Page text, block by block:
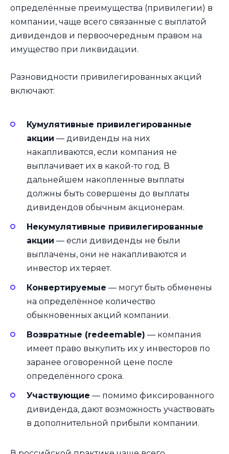
определённые преимущества (привилегии) в
компании, чаще всего связанные с выплатой
дивидендов и первоочередным правом на
имущество при ликвидации.
Разновидности привилегированных акций
включают:
Кумулятивные привилегированные
акции — дивиденды на них
накапливаются, если компания не
выплачивает их в какой-то год. В
дальнейшем накопленные выплаты
должны быть совершены до выплаты
дивидендов обычным акционерам.
Некумулятивные привилегированные
акции — если дивиденды не были
выплачены, они не накапливаются и
инвестор их теряет.
Конвертируемые — могут быть обменены
на определённое количество
обыкновенных акций компании.
Возвратные (redeemable) — компания
имеет право выкупить их у инвесторов по
заранее оговоренной цене после
определённого срока.
Участвующие — помимо фиксированного
дивиденда, дают возможность участвовать
в дополнительной прибыли компании.